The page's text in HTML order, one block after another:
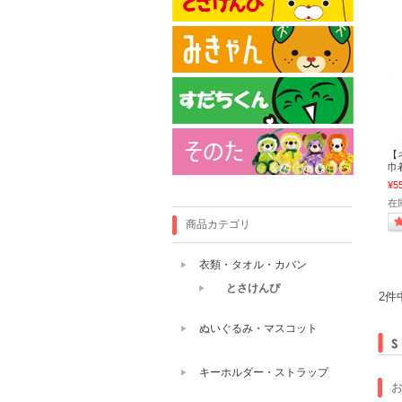
巾
在
2件
商品カテゴリ
衣類・タオル・カバン
とさけんぴ
ぬいぐるみ・マスコット
キーホルダー・ストラップ